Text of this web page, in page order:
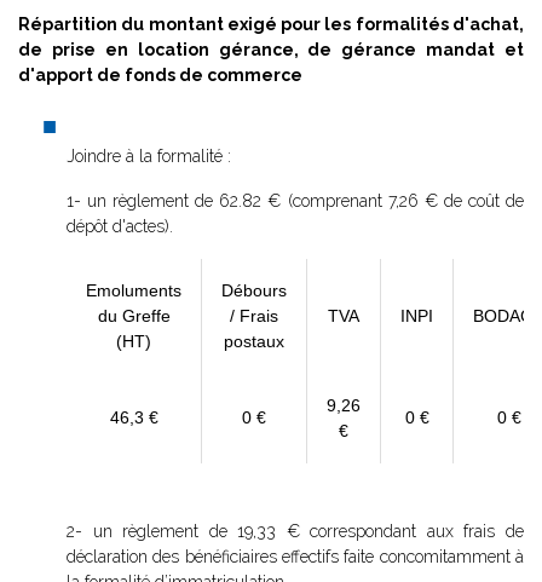
Répartition du montant exigé pour les formalités d'achat,
de prise en location gérance, de gérance mandat et
d'apport de fonds de commerce
Joindre à la formalité :
1- un règlement de 62.82 € (comprenant 7,26 € de coût de
dépôt d'actes).
Emoluments
du Greffe
(HT)
Débours
/ Frais
postaux
TVA INPI
46,3 € 0 €
9,26
€
0 € 0 €
2- un règlement de 19,33 € correspondant aux frais de
déclaration des bénéficiaires effectifs faite concomitamment à